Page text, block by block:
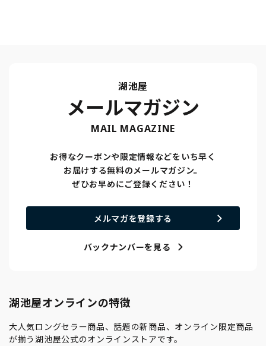
湖池屋
メールマガジン
MAIL MAGAZINE
お得なクーポンや限定情報などをいち早く
お届けする無料のメールマガジン。
ぜひお早めにご登録ください！
メルマガを登録する
バックナンバーを見る
湖池屋オンラインの特徴
大人気ロングセラー商品、話題の新商品、オンライン限定商品
が揃う湖池屋公式のオンラインストアです。